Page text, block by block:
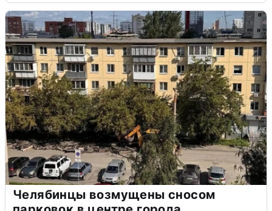
Челябинцы возмущены сносом